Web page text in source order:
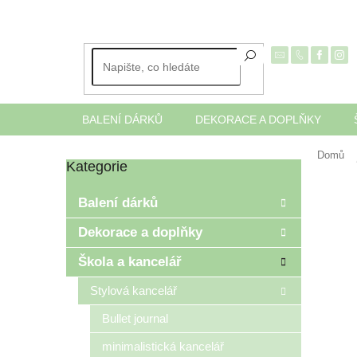
BALENÍ DÁRKŮ DEKORACE A DOPLŇKY
Domů
P
r
n
Přeskočit
Kategorie
Balení dárků
Dekorace a doplňky
Škola a kancelář
Stylová kancelář
Bullet journal
minimalistická kancelář